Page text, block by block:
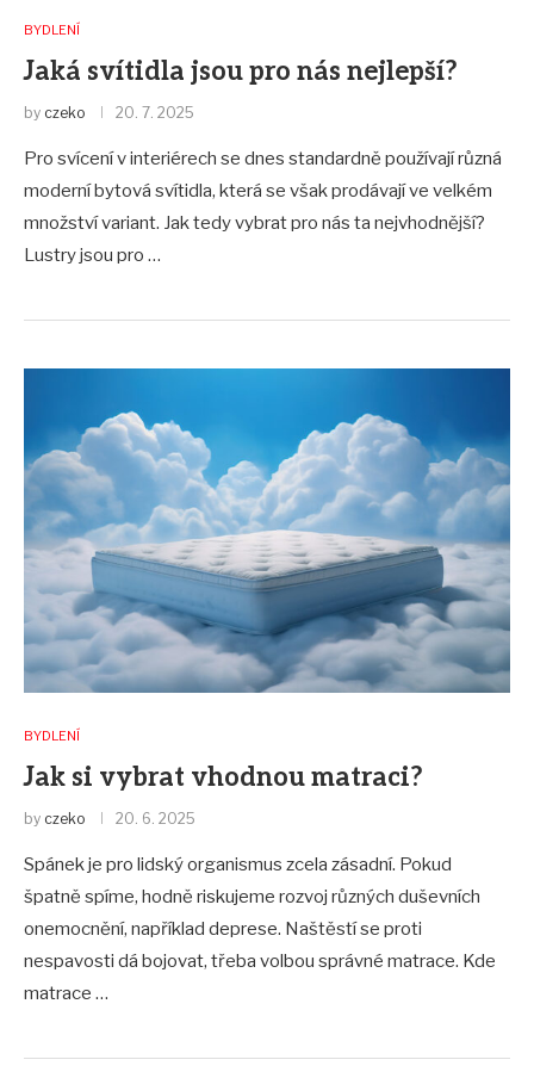
BYDLENÍ
Jaká svítidla jsou pro nás nejlepší?
by czeko 20. 7. 2025
Pro svícení v interiérech se dnes standardně používají různá
moderní bytová svítidla, která se však prodávají ve velkém
množství variant. Jak tedy vybrat pro nás ta nejvhodnější?
Lustry jsou pro …
BYDLENÍ
Jak si vybrat vhodnou matraci?
by czeko 20. 6. 2025
Spánek je pro lidský organismus zcela zásadní. Pokud
špatně spíme, hodně riskujeme rozvoj různých duševních
onemocnění, například deprese. Naštěstí se proti
nespavosti dá bojovat, třeba volbou správné matrace. Kde
matrace …